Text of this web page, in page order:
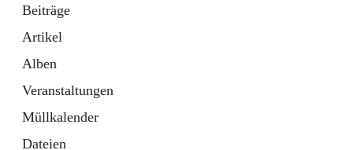
Beiträge
Artikel
Alben
Veranstaltungen
Müllkalender
Dateien
18 Schnellzugriffe
Gemeindeservice